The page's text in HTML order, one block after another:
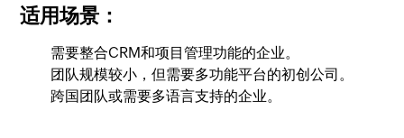
适用场景：
需要整合CRM和项目管理功能的企业。
团队规模较小，但需要多功能平台的初创公司。
跨国团队或需要多语言支持的企业。